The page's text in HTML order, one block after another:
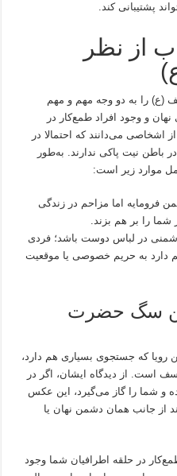
پشتیبانی کند.
از نظر
را به دو وجه مهم و مهم
و وجود افراد طمع‌کار در
اشخاصی می‌دانند که احتمالا در
باطن نیت پاکی ندارند. به‌طور
موارد زیر است:
فرومایه اما مزاحم در زندگی
را بر هم بزند.
در لباس دوست باشد؛ فردی
دارد به حریم خصوصی یا موقعیت
سگ حضرت
رویا که جستجوی بسیاری هم دارد،
است. از دیدگاه ایشان، اگر در
و شما را گاز می‌گیرد، این عکس
از جانب همان دشمن نهان یا
در حلقه اطرافیان شما وجود